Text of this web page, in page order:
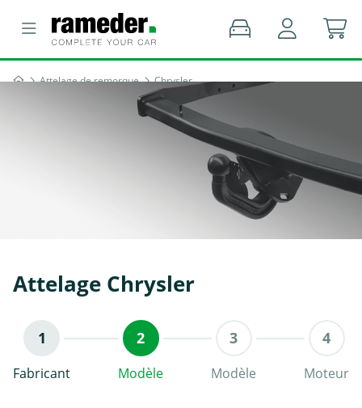
Attelage de remorque Chrysler
Attelage Chrysler
Fabricant Modèle Modèle Moteur